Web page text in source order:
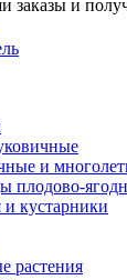
заказы и
и
плодово-
и кустарники
растения